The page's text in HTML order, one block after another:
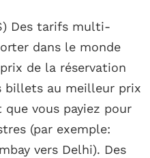
Des tarifs multi-
dans le monde
de la réservation
billets au meilleur prix
vous payiez pour
(par exemple:
vers Delhi). Des